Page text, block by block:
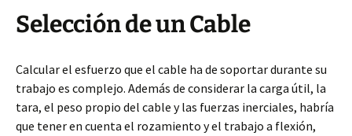
Selección de un Cable
Calcular el esfuerzo que el cable ha de soportar durante su
trabajo es complejo. Además de considerar la carga útil, la
tara, el peso propio del cable y las fuerzas inerciales, habría
que tener en cuenta el rozamiento y el trabajo a flexión,